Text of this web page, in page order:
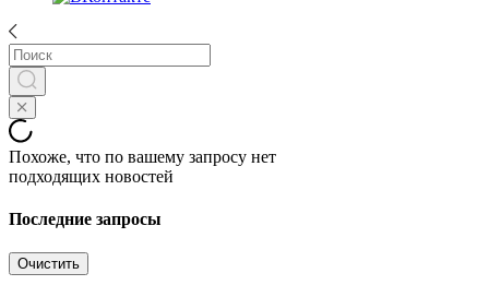
Похоже, что по вашему запросу нет
подходящих новостей
Последние запросы
Очистить